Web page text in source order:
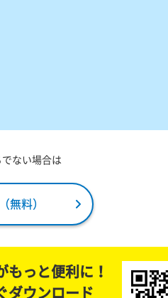
ない場合は
無料）
もっと便利に！
ダウンロード